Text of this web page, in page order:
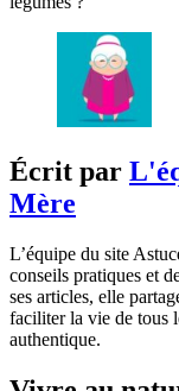
Écrit par
Mère
L’équipe du site
conseils pratiques et
ses articles, elle
faciliter la vie de tous
authentique.